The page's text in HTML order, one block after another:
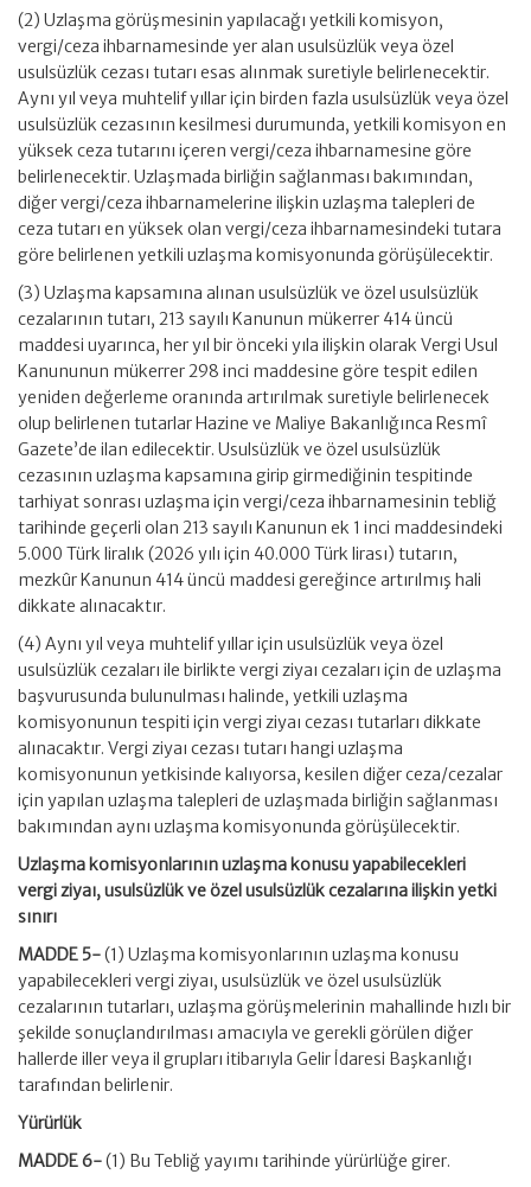
(2) Uzlaşma görüşmesinin yapılacağı yetkili komisyon,
vergi/ceza ihbarnamesinde yer alan usulsüzlük veya özel
usulsüzlük cezası tutarı esas alınmak suretiyle belirlenecektir.
Aynı yıl veya muhtelif yıllar için birden fazla usulsüzlük veya özel
usulsüzlük cezasının kesilmesi durumunda, yetkili komisyon en
yüksek ceza tutarını içeren vergi/ceza ihbarnamesine göre
belirlenecektir. Uzlaşmada birliğin sağlanması bakımından,
diğer vergi/ceza ihbarnamelerine ilişkin uzlaşma talepleri de
ceza tutarı en yüksek olan vergi/ceza ihbarnamesindeki tutara
göre belirlenen yetkili uzlaşma komisyonunda görüşülecektir.
(3) Uzlaşma kapsamına alınan usulsüzlük ve özel usulsüzlük
cezalarının tutarı, 213 sayılı Kanunun mükerrer 414 üncü
maddesi uyarınca, her yıl bir önceki yıla ilişkin olarak Vergi Usul
Kanununun mükerrer 298 inci maddesine göre tespit edilen
yeniden değerleme oranında artırılmak suretiyle belirlenecek
olup belirlenen tutarlar Hazine ve Maliye Bakanlığınca Resmî
Gazete’de ilan edilecektir. Usulsüzlük ve özel usulsüzlük
cezasının uzlaşma kapsamına girip girmediğinin tespitinde
tarhiyat sonrası uzlaşma için vergi/ceza ihbarnamesinin tebliğ
tarihinde geçerli olan 213 sayılı Kanunun ek 1 inci maddesindeki
5.000 Türk liralık (2026 yılı için 40.000 Türk lirası) tutarın,
mezkûr Kanunun 414 üncü maddesi gereğince artırılmış hali
dikkate alınacaktır.
(4) Aynı yıl veya muhtelif yıllar için usulsüzlük veya özel
usulsüzlük cezaları ile birlikte vergi ziyaı cezaları için de uzlaşma
başvurusunda bulunulması halinde, yetkili uzlaşma
komisyonunun tespiti için vergi ziyaı cezası tutarları dikkate
alınacaktır. Vergi ziyaı cezası tutarı hangi uzlaşma
komisyonunun yetkisinde kalıyorsa, kesilen diğer ceza/cezalar
için yapılan uzlaşma talepleri de uzlaşmada birliğin sağlanması
bakımından aynı uzlaşma komisyonunda görüşülecektir.
Uzlaşma komisyonlarının uzlaşma konusu yapabilecekleri
vergi ziyaı, usulsüzlük ve özel usulsüzlük cezalarına ilişkin yetki
sınırı
MADDE 5-(1) Uzlaşma komisyonlarının uzlaşma konusu
yapabilecekleri vergi ziyaı, usulsüzlük ve özel usulsüzlük
cezalarının tutarları, uzlaşma görüşmelerinin mahallinde hızlı bir
şekilde sonuçlandırılması amacıyla ve gerekli görülen diğer
hallerde iller veya il grupları itibarıyla Gelir İdaresi Başkanlığı
tarafından belirlenir.
Yürürlük
MADDE 6-(1) Bu Tebliğ yayımı tarihinde yürürlüğe girer.